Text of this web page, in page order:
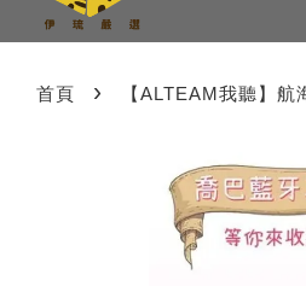
首頁 › 【ALTEAM我聽】